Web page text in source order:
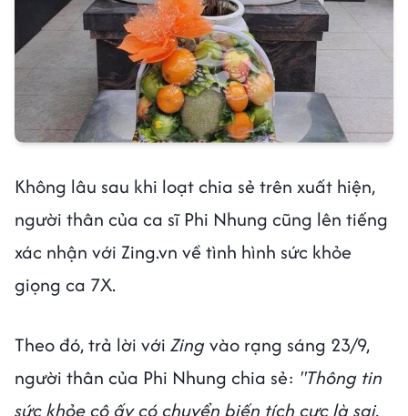
Không lâu sau khi loạt chia sẻ trên xuất hiện,
người thân của ca sĩ Phi Nhung cũng lên tiếng
xác nhận với Zing.vn về tình hình sức khỏe
giọng ca 7X.
Theo đó, trả lời với Zingvào rạng sáng 23/9,
người thân của Phi Nhung chia sẻ: "Thông tin
sức khỏe cô ấy có chuyển biến tích cực là sai.